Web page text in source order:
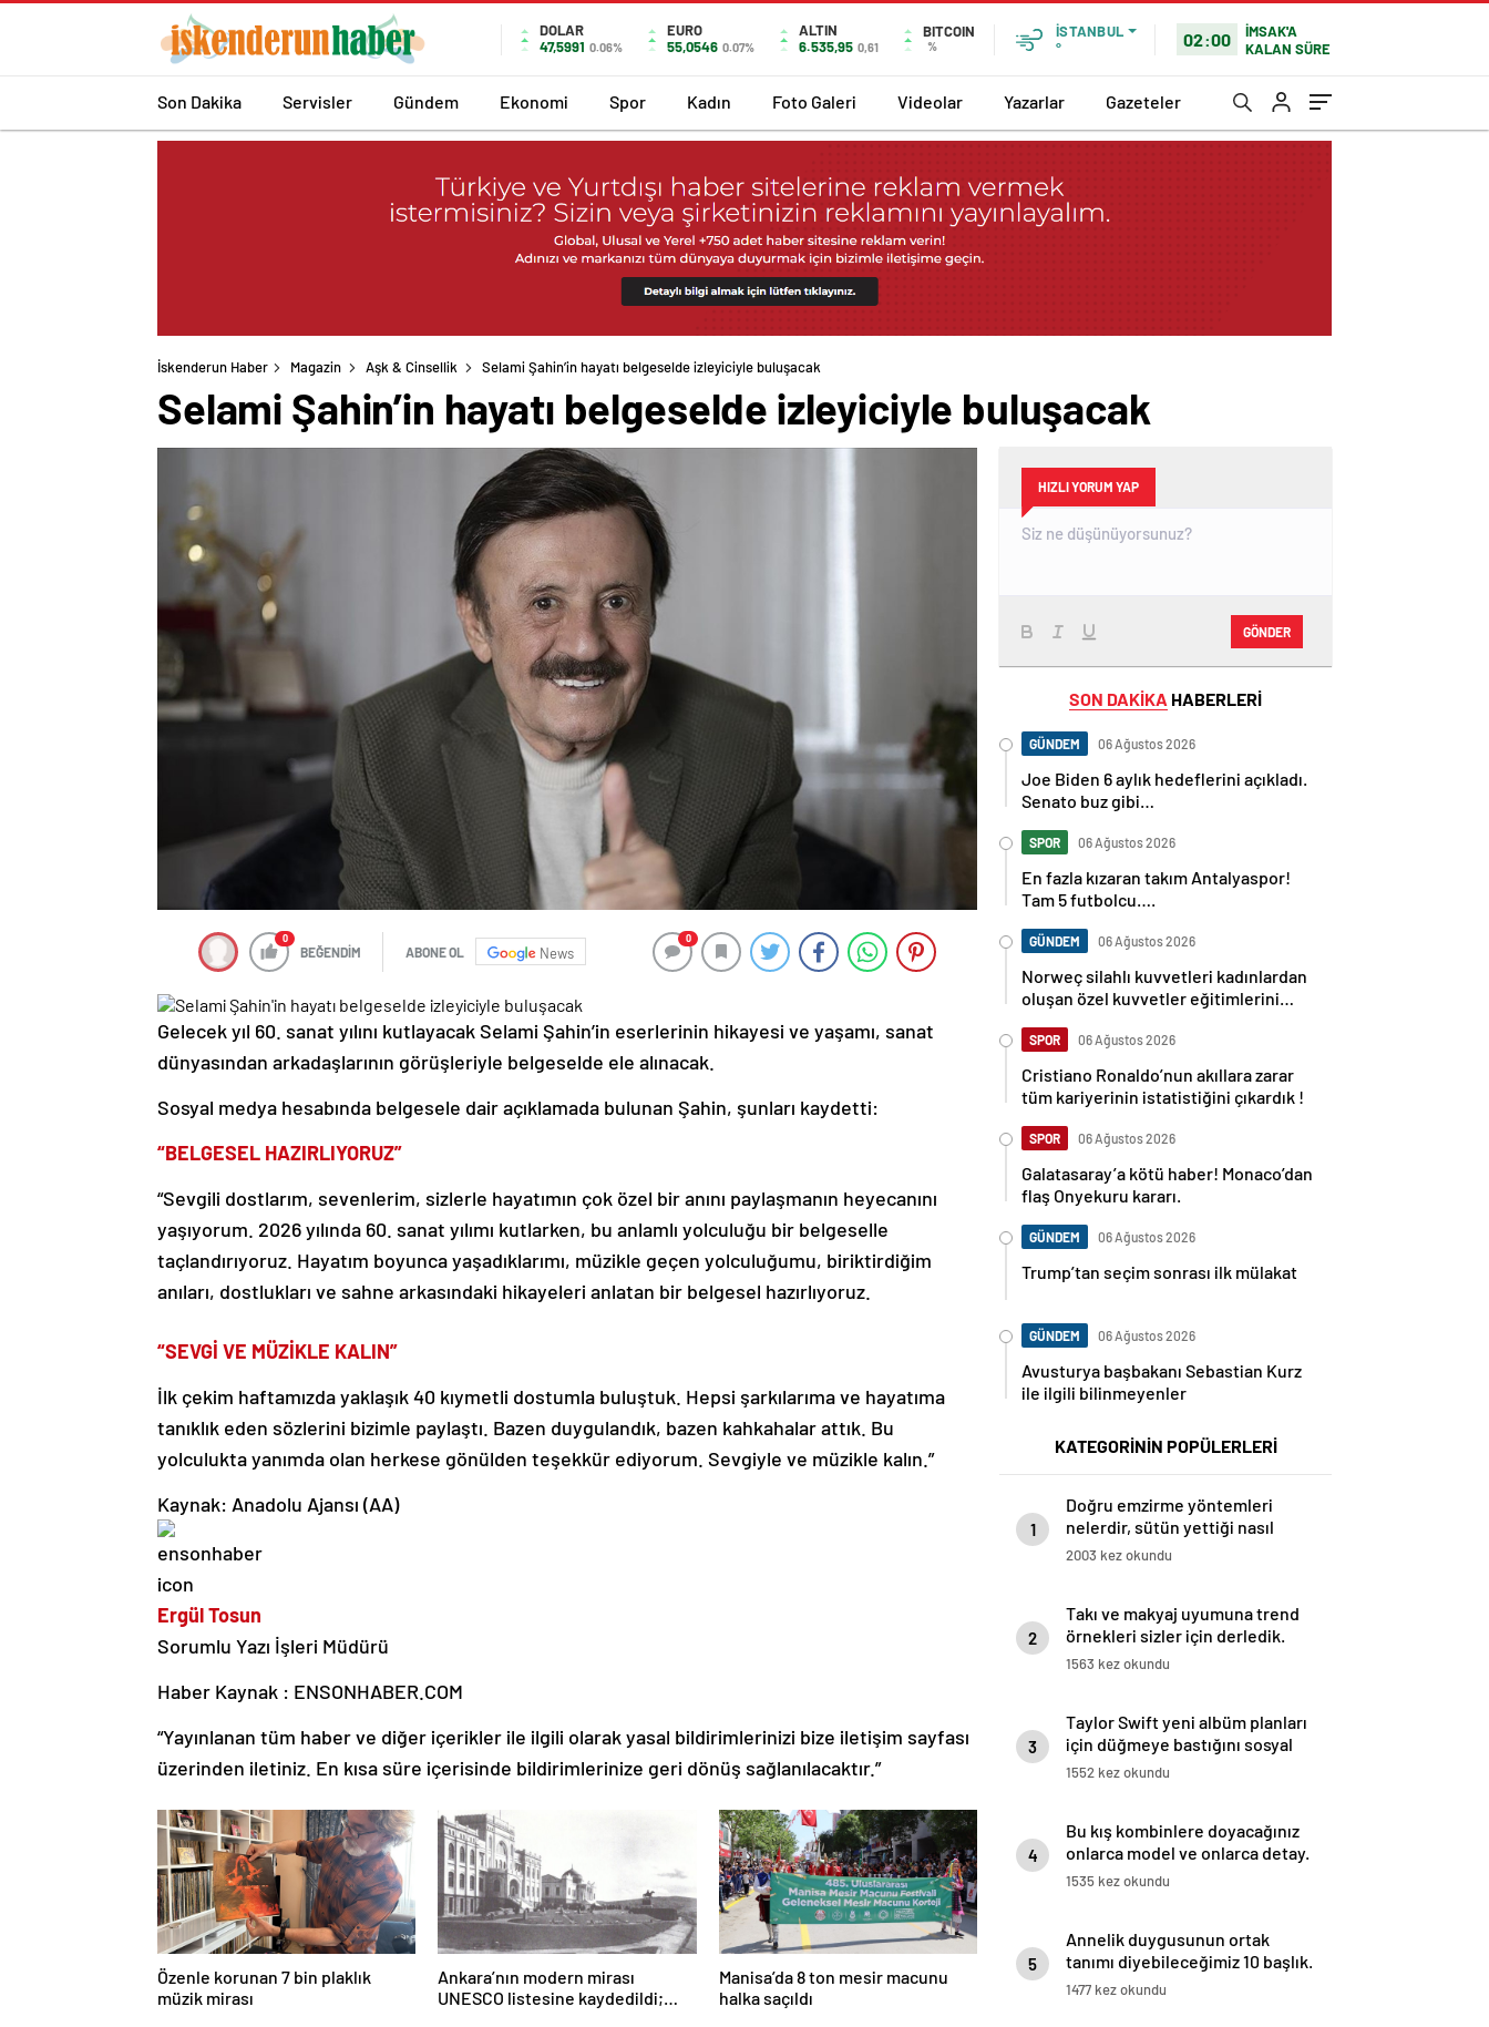
DOLAR
47,5991 0.06%
EURO
55,0546 0.07%
ALTIN
6.535,95 0,61
BITCOIN
%
İSTANBUL
°
02:00
İMSAK'A
KALAN SÜRE
Son Dakika Servisler Gündem Ekonomi Spor Kadın Foto Galeri Videolar Yazarlar Gazeteler
İskenderun Haber Magazin Aşk & Cinsellik Selami Şahin’in hayatı belgeselde izleyiciyle buluşacak
Selami Şahin’in hayatı belgeselde izleyiciyle buluşacak
0
BEĞENDİM ABONE OL News
0
Gelecek yıl 60. sanat yılını kutlayacak Selami Şahin’in eserlerinin hikayesi ve yaşamı, sanat
dünyasından arkadaşlarının görüşleriyle belgeselde ele alınacak.
Sosyal medya hesabında belgesele dair açıklamada bulunan Şahin, şunları kaydetti:
“BELGESEL HAZIRLIYORUZ”
“Sevgili dostlarım, sevenlerim, sizlerle hayatımın çok özel bir anını paylaşmanın heyecanını
yaşıyorum. 2026 yılında 60. sanat yılımı kutlarken, bu anlamlı yolculuğu bir belgeselle
taçlandırıyoruz. Hayatım boyunca yaşadıklarımı, müzikle geçen yolculuğumu, biriktirdiğim
anıları, dostlukları ve sahne arkasındaki hikayeleri anlatan bir belgesel hazırlıyoruz.
“SEVGİ VE MÜZİKLE KALIN”
İlk çekim haftamızda yaklaşık 40 kıymetli dostumla buluştuk. Hepsi şarkılarıma ve hayatıma
tanıklık eden sözlerini bizimle paylaştı. Bazen duygulandık, bazen kahkahalar attık. Bu
yolculukta yanımda olan herkese gönülden teşekkür ediyorum. Sevgiyle ve müzikle kalın.”
Kaynak: Anadolu Ajansı (AA)
Ergül Tosun
Sorumlu Yazı İşleri Müdürü
Haber Kaynak : ENSONHABER.COM
“Yayınlanan tüm haber ve diğer içerikler ile ilgili olarak yasal bildirimlerinizi bize iletişim sayfası
üzerinden iletiniz. En kısa süre içerisinde bildirimlerinize geri dönüş sağlanılacaktır.”
Özenle korunan 7 bin plaklık
müzik mirası
Ankara’nın modern mirası
UNESCO listesine kaydedildi;
Manisa’da 8 ton mesir macunu
halka saçıldı
HIZLI YORUM YAP
GÖNDER
SON DAKİKA HABERLERİ
GÜNDEM 06 Ağustos 2026
Joe Biden 6 aylık hedeflerini açıkladı.
Senato buz gibi…
SPOR 06 Ağustos 2026
En fazla kızaran takım Antalyaspor!
Tam 5 futbolcu….
GÜNDEM 06 Ağustos 2026
Norweç silahlı kuvvetleri kadınlardan
oluşan özel kuvvetler eğitimlerini
SPOR 06 Ağustos 2026
Cristiano Ronaldo’nun akıllara zarar
tüm kariyerinin istatistiğini çıkardık !
SPOR 06 Ağustos 2026
Galatasaray’a kötü haber! Monaco’dan
flaş Onyekuru kararı.
GÜNDEM 06 Ağustos 2026
Trump’tan seçim sonrası ilk mülakat
GÜNDEM 06 Ağustos 2026
Avusturya başbakanı Sebastian Kurz
ile ilgili bilinmeyenler
KATEGORİNİN POPÜLERLERİ
1
Doğru emzirme yöntemleri
nelerdir, sütün yettiği nasıl
anlaşılır?
2003 kez okundu
2
Takı ve makyaj uyumuna trend
örnekleri sizler için derledik.
1563 kez okundu
3
Taylor Swift yeni albüm planları
için düğmeye bastığını sosyal
medyadan duyurdu!
1552 kez okundu
4
Bu kış kombinlere doyacağınız
onlarca model ve onlarca detay.
1535 kez okundu
5
Annelik duygusunun ortak
tanımı diyebileceğimiz 10 başlık.
1477 kez okundu